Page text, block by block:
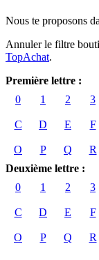
Nous te proposons
Annuler le filtre
TopAchat.
Première lettre :
0
1 2 3
C D E F
O P Q R
Deuxième lettre :
0
1 2 3
C D E F
O P Q R